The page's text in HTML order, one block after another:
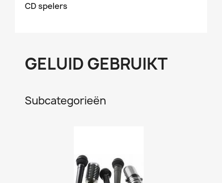
CD spelers
GELUID GEBRUIKT
Subcategorieën